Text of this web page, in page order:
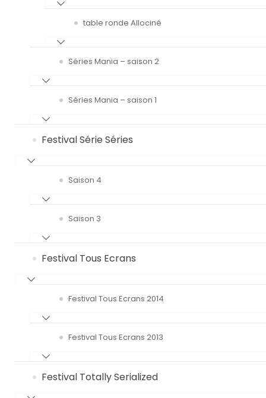
table ronde Allociné
Séries Mania – saison 2
Séries Mania – saison 1
Festival Série Séries
Saison 4
Saison 3
Festival Tous Ecrans
Festival Tous Ecrans 2014
Festival Tous Ecrans 2013
Festival Totally Serialized